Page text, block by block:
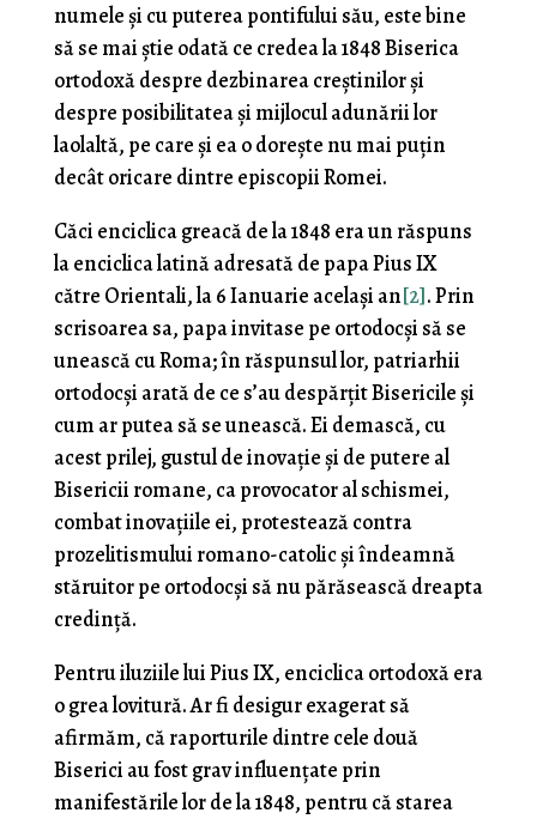
numele şi cu puterea pontifului său, este bine
să se mai ştie odată ce credea la 1848 Biserica
ortodoxă despre dezbinarea creştinilor şi
despre posibilitatea şi mijlocul adunării lor
laolaltă, pe care şi ea o doreşte nu mai puţin
decât oricare dintre episcopii Romei.
Căci enciclica greacă de la 1848 era un răspuns
la enciclica latină adresată de papa Pius IX
către Orientali, la 6 Ianuarie acelaşi an[2]. Prin
scrisoarea sa, papa invitase pe ortodocşi să se
unească cu Roma; în răspunsul lor, patriarhii
ortodocşi arată de ce s’au despărţit Bisericile și
cum ar putea să se unească. Ei demască, cu
acest prilej, gustul de inovaţie şi de putere al
Bisericii romane, ca provocator al schismei,
combat inovaţiile ei, protestează contra
prozelitismului romano-catolic şi îndeamnă
stăruitor pe ortodocşi să nu părăsească dreapta
credinţă.
Pentru iluziile lui Pius IX, enciclica ortodoxă era
o grea lovitură. Ar fi desigur exagerat să
afirmăm, că raporturile dintre cele două
Biserici au fost grav influenţate prin
manifestările lor de la 1848, pentru că starea